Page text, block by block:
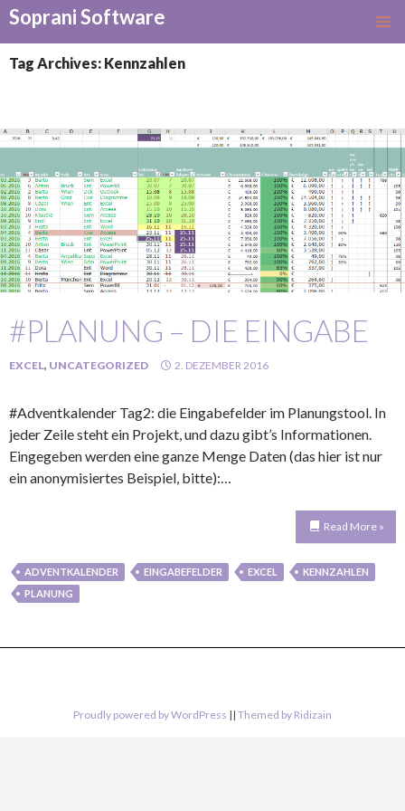
Soprani Software
TO
CONTENT
Tag Archives: Kennzahlen
#PLANUNG – DIE EINGABE
EXCEL, UNCATEGORIZED 2. DEZEMBER 2016
#Adventkalender Tag2: die Eingabefelder im Planungstool. In
jeder Zeile steht ein Projekt, und dazu gibt’s Informationen.
Eingegeben werden eine ganze Menge Daten (das hier ist nur
ein anonymisiertes Beispiel, bitte):…
Read More »
ADVENTKALENDER EINGABEFELDER EXCEL
KENNZAHLEN
PLANUNG
Proudly powered by WordPress || Themed by Ridizain